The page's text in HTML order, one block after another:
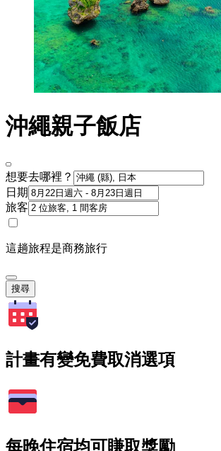
沖繩親子飯店
想要去哪裡？
日期
旅客
這趟旅程是商務旅行
搜尋
計畫有變免費取消選項
每晚住宿均可賺取獎勵